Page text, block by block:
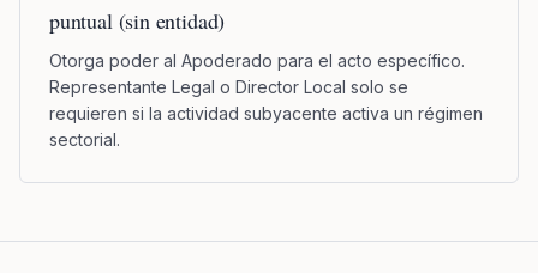
puntual (sin entidad)
Otorga poder al Apoderado para el acto específico.
Representante Legal o Director Local solo se
requieren si la actividad subyacente activa un régimen
sectorial.